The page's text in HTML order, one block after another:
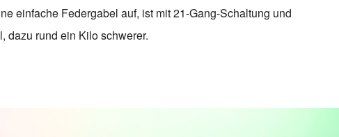
einfache Federgabel auf, ist mit 21-Gang-Schaltung und
dazu rund ein Kilo schwerer.